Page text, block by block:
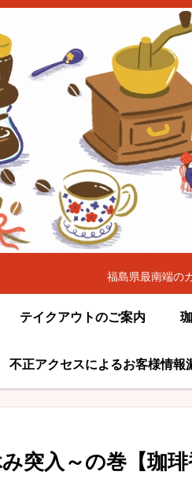
福島県最南端の
テイクアウトのご案内
不正アクセスによるお客様情報
入～の巻【珈琲